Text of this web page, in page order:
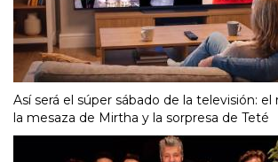
Así será el súper sábado de la televisión:
la mesaza de Mirtha y la sorpresa de Teté